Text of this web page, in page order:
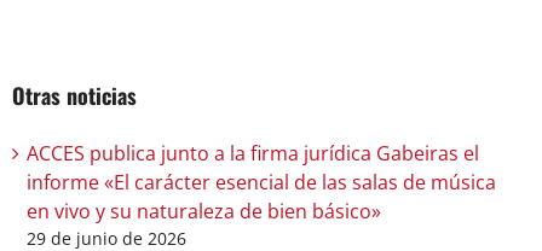
Otras noticias
ACCES publica junto a la firma jurídica Gabeiras el
informe «El carácter esencial de las salas de música
en vivo y su naturaleza de bien básico»
29 de junio de 2026